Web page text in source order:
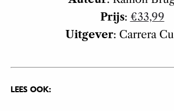
Prijs: €33,99
Uitgever: Carrera
LEES OOK: